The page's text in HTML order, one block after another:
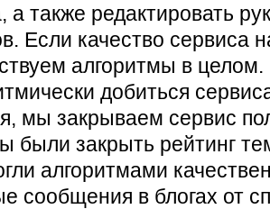
а также редактировать
Если качество сервиса
алгоритмы в
добиться
мы закрываем сервис
были закрыть рейтинг
алгоритмами
сообщения в блогах от